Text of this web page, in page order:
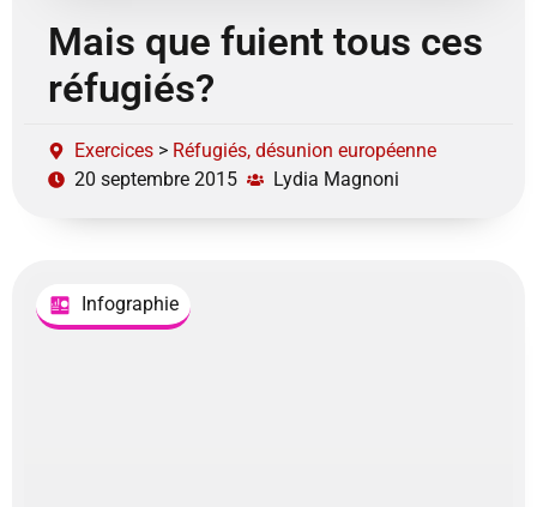
Mais que fuient tous ces
réfugiés?
Exercices > Réfugiés, désunion européenne
20 septembre 2015
Lydia Magnoni
Infographie